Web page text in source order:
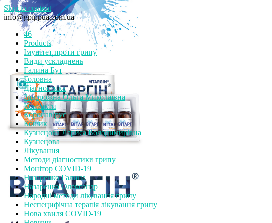
Skip to content
info@gpippua.com.ua
46
Products
Імунітет проти грипу
Види ускладнень
Галина Бут
Головна
Діагностика
Задорожна Ольга Миколаївна
Контакти
Коронавірус
Кошик
Кузнєцова Лариса Володимирівна
Кузнецова
Лікування
Методи діагностики грипу
Монітор СOVID-19
Назаренко Галина
Назаренко Олександр
Народні методи лікування грипу
Неспецифічна терапія лікування грипу
Нова хвиля COVID-19